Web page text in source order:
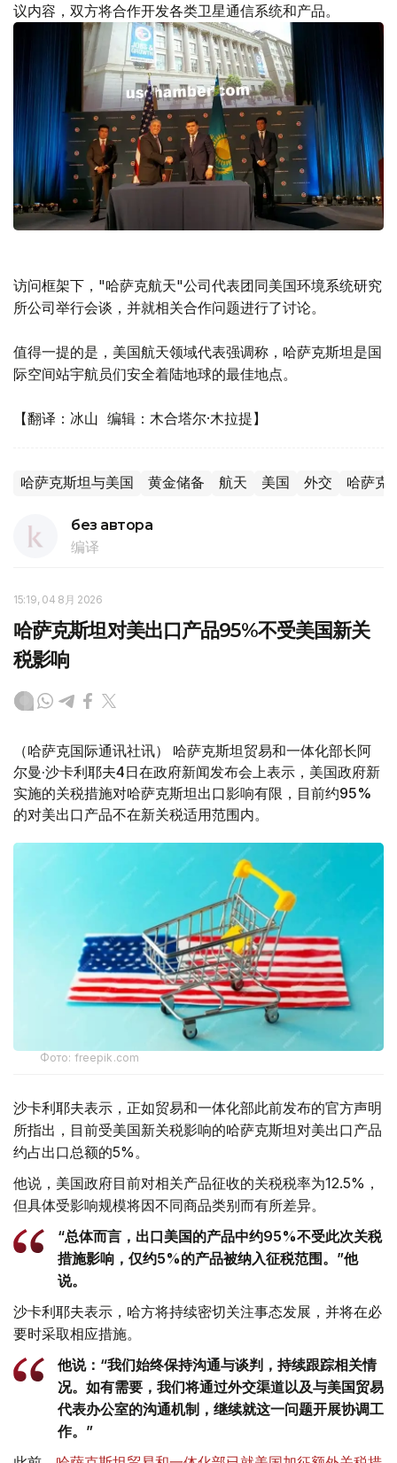
议内容，双方将合作开发各类卫星通信系统和产品。
访问框架下，"哈萨克航天"公司代表团同美国环境系统研究
所公司举行会谈，并就相关合作问题进行了讨论。
值得一提的是，美国航天领域代表强调称，哈萨克斯坦是国
际空间站宇航员们安全着陆地球的最佳地点。
【翻译：冰山 编辑：木合塔尔·木拉提】
哈萨克斯坦与美国 黄金储备 航天 美国 外交 哈萨克
без автора
编译
15:19, 04 8月 2026
哈萨克斯坦对美出口产品95%不受美国新关
税影响
（哈萨克国际通讯社讯） 哈萨克斯坦贸易和一体化部长阿
尔曼·沙卡利耶夫4日在政府新闻发布会上表示，美国政府新
实施的关税措施对哈萨克斯坦出口影响有限，目前约95%
的对美出口产品不在新关税适用范围内。
Фото: freepik.com
沙卡利耶夫表示，正如贸易和一体化部此前发布的官方声明
所指出，目前受美国新关税影响的哈萨克斯坦对美出口产品
约占出口总额的5%。
他说，美国政府目前对相关产品征收的关税税率为12.5%，
但具体受影响规模将因不同商品类别而有所差异。
“总体而言，出口美国的产品中约95%不受此次关税
措施影响，仅约5%的产品被纳入征税范围。”他
说。
沙卡利耶夫表示，哈方将持续密切关注事态发展，并将在必
要时采取相应措施。
他说：“我们始终保持沟通与谈判，持续跟踪相关情
况。如有需要，我们将通过外交渠道以及与美国贸易
代表办公室的沟通机制，继续就这一问题开展协调工
作。”